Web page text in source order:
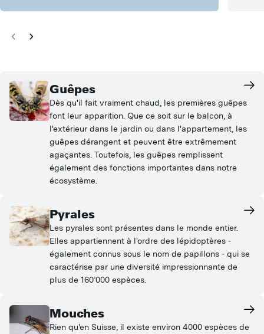
Guêpes
Dès qu'il fait vraiment chaud, les premières guêpes
font leur apparition. Que ce soit sur le balcon, à
l'extérieur dans le jardin ou dans l'appartement, les
guêpes dérangent et peuvent être extrêmement
agaçantes. Toutefois, les guêpes remplissent
également des fonctions importantes dans notre
écosystème.
Pyrales
Les pyrales sont présentes dans le monde entier.
Elles appartiennent à l'ordre des lépidoptères -
également connus sous le nom de papillons - qui se
caractérise par une diversité impressionnante de
plus de 160’000 espèces.
Mouches
Rien qu'en Suisse, il existe environ 4000 espèces de